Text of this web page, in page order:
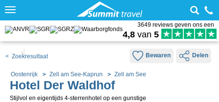
Toggle
3649 reviews geven ons een
4,8 van 5
< Zoekresultaat Bewaren Delen
Oostenrijk Zell am See-Kaprun Zell am See
Hotel Der Waldhof
Stijlvol en eigentijds 4-sterrenhotel op een gunstige